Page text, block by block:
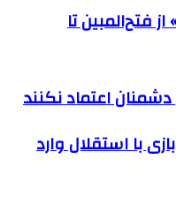
فتح‌المبین تا
اعتماد نکنند
با استقلال وارد